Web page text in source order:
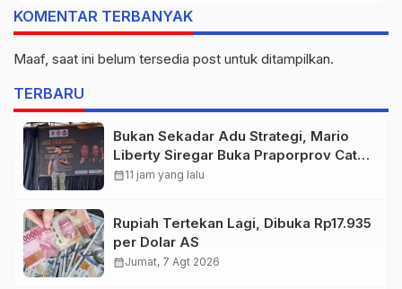
KOMENTAR TERBANYAK
Maaf, saat ini belum tersedia post untuk ditampilkan.
TERBARU
Bukan Sekadar Adu Strategi, Mario
Liberty Siregar Buka Praporprov Catur
Jambi
calendar_month11 jam yang lalu
Rupiah Tertekan Lagi, Dibuka Rp17.935
per Dolar AS
calendar_monthJumat, 7 Agt 2026